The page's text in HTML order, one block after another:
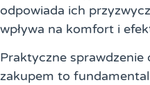
odpowiada ich
wpływa na komfort i
Praktyczne
zakupem to